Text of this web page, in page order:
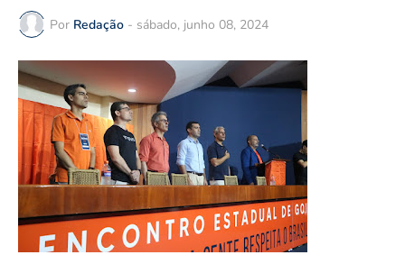
Por Redação - sábado, junho 08, 2024